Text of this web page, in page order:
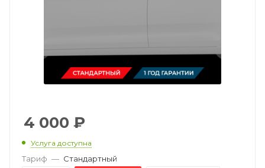
4 000 ₽
Услуга доступна
Тариф — Стандартный